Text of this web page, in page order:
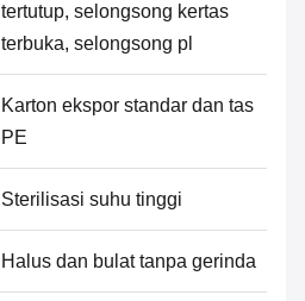
tertutup, selongsong kertas
terbuka, selongsong pl
Karton ekspor standar dan tas
PE
Sterilisasi suhu tinggi
Halus dan bulat tanpa gerinda